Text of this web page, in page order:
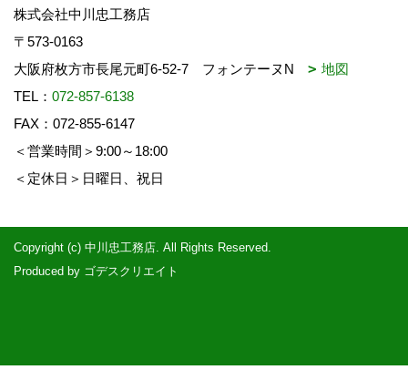
株式会社中川忠工務店
〒573-0163
大阪府枚方市長尾元町6-52-7 フォンテーヌN
地図
TEL： 072-857-6138
FAX：072-855-6147
＜営業時間＞9:00～18:00
＜定休日＞日曜日、祝日
Copyright (c) 中川忠工務店. All Rights Reserved.
Produced by ゴデスクリエイト